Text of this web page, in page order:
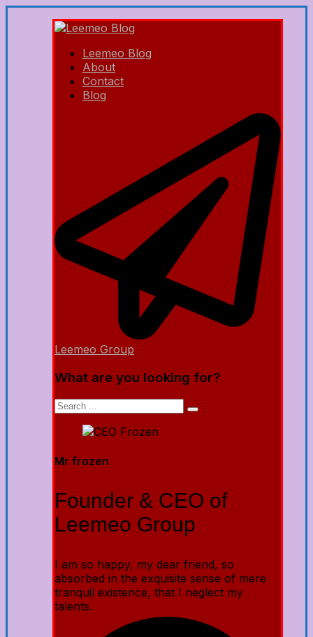
Leemeo Blog
About
Contact
Blog
Leemeo Group
What are you looking for?
Mr frozen
Founder & CEO of
Leemeo Group
I am so happy, my dear friend, so
absorbed in the exquisite sense of mere
tranquil existence, that I neglect my
talents.